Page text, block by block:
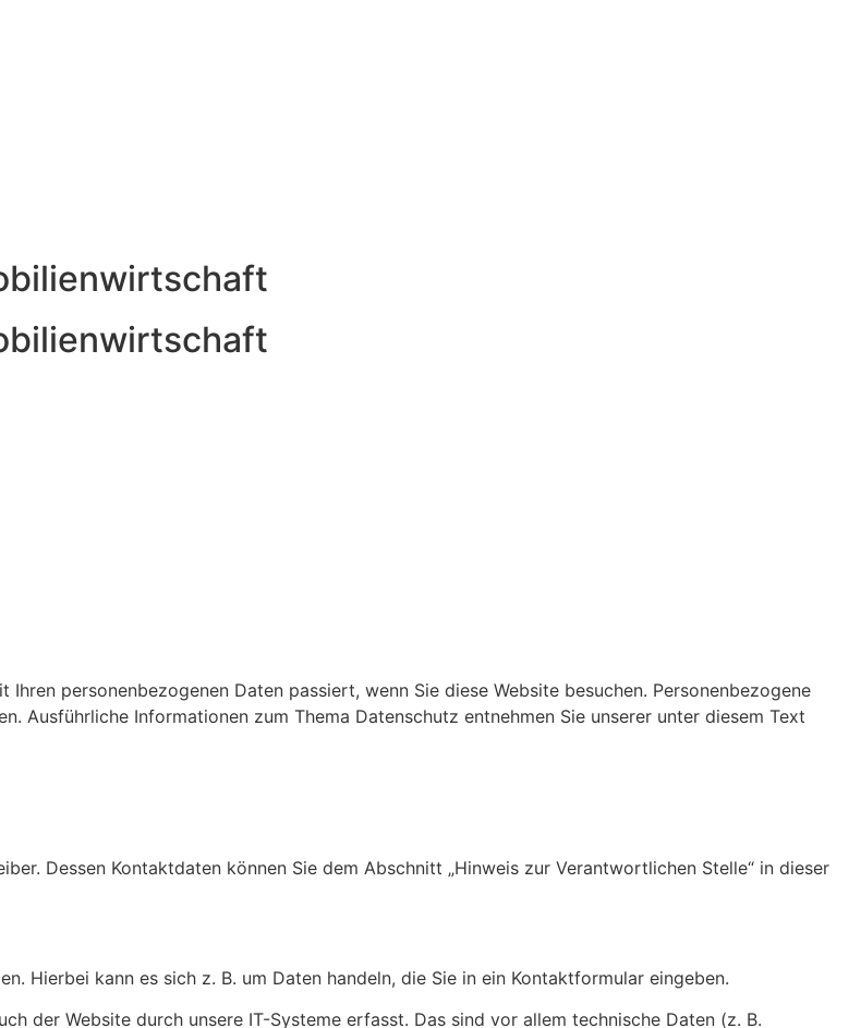
personenbezogenen Daten passiert, wenn Sie diese Website besuchen. Personenbezogene
Ausführliche Informationen zum Thema Datenschutz entnehmen Sie unserer unter diesem Text
Dessen Kontaktdaten können Sie dem Abschnitt „Hinweis zur Verantwortlichen Stelle“ in dieser
Hierbei kann es sich z. B. um Daten handeln, die Sie in ein Kontaktformular eingeben.
der Website durch unsere IT-Systeme erfasst. Das sind vor allem technische Daten (z. B.